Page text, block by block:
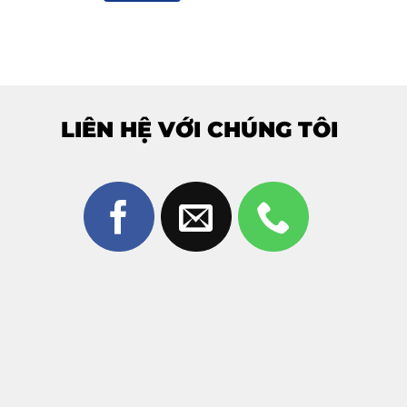
đúng tình trạng máy. Bạn chỉ cần
LIÊN HỆ VỚI CHÚNG TÔI